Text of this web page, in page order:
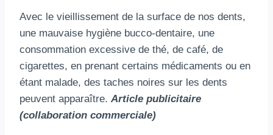
Avec le vieillissement de la surface de nos dents,
une mauvaise hygiène bucco-dentaire, une
consommation excessive de thé, de café, de
cigarettes, en prenant certains médicaments ou en
étant malade, des taches noires sur les dents
peuvent apparaître. Article publicitaire
(collaboration commerciale)